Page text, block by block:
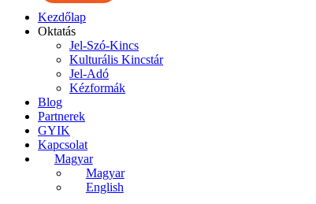
Kezdőlap
Oktatás
Jel-Szó-Kincs
Kulturális Kincstár
Jel-Adó
Kézformák
Blog
Partnerek
GYIK
Kapcsolat
Magyar
Magyar
English